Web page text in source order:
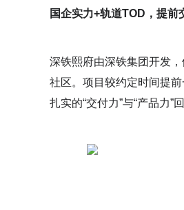
国企实力+轨道TOD，提前
深铁熙府由深铁集团开发
社区。项目较约定时间提
扎实的“交付力”与“产品力”